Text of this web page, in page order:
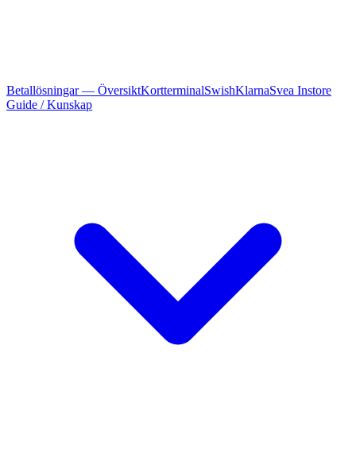
Betallösningar — ÖversiktKortterminalSwishKlarnaSvea Instore
Guide / Kunskap